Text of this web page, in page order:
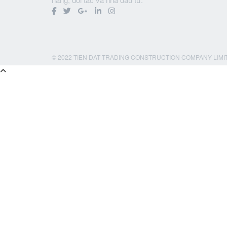
© 2022 TIEN DAT TRADING CONSTRUCTION COMPANY